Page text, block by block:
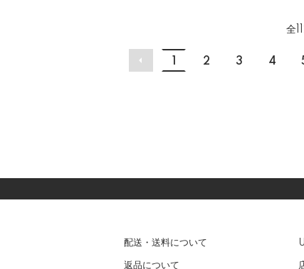
全
2 3 4
配送・送料について
返品について